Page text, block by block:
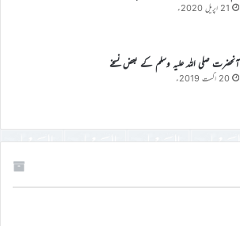
21 اپریل 2020ء
آنحضرت صلی اللہ علیہ وسلم کے بعض نسخے
20 اگست 2019ء